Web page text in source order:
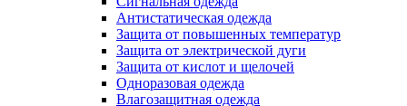
Антистатическая одежда
Защита от повышенных температур
Защита от электрической дуги
Защита от кислот и щелочей
Одноразовая одежда
Влагозащитная одежда